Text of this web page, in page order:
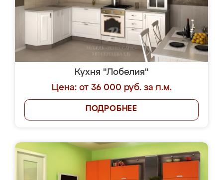
Кухня "Лобелия"
Цена: от 36 000 руб. за п.м.
ПОДРОБНЕЕ